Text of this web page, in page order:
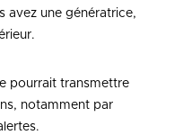
avez une génératrice,
pourrait transmettre
notamment par